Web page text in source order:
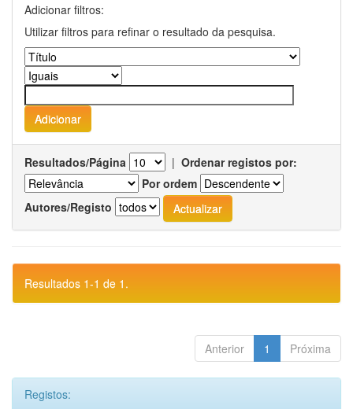
Adicionar filtros:
Utilizar filtros para refinar o resultado da pesquisa.
Resultados/Página | Ordenar registos por:
Por ordem
Autores/Registo
Resultados 1-1 de 1.
Anterior 1 Próxima
Registos: